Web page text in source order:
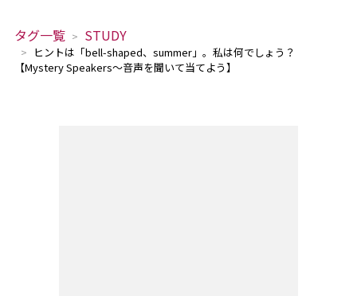
タグ一覧 STUDY
ヒントは「bell-shaped、summer」。私は何でしょう？
【Mystery Speakers～音声を聞いて当てよう】